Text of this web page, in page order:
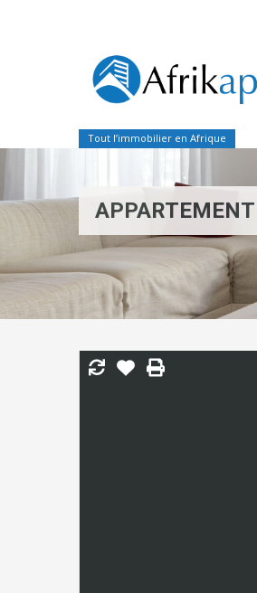
Tout l’immobilier en Afrique